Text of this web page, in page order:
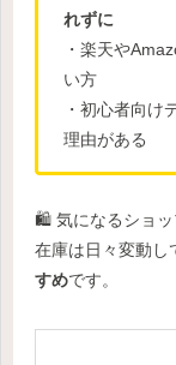
れずに
・楽天や
い方
・初心者向け
理由がある
🛍 気になるショッ
在庫は日々変動し
すめです。